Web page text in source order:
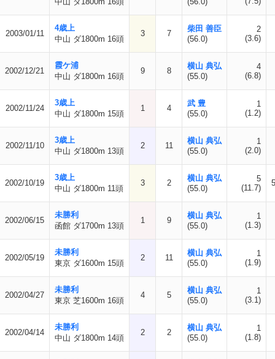
2003/01/11
4歳上
中山 ダ1800m 16頭
3 7
柴田 善臣
(56.0)
2
(3.6)
2002/12/21
霞ケ浦
中山 ダ1800m 16頭
9 8
横山 典弘
(55.0)
4
(6.8)
2002/11/24
3歳上
中山 ダ1800m 15頭
1 4
武 豊
(55.0)
1
(1.2)
2002/11/10
3歳上
中山 ダ1800m 13頭
2 11
横山 典弘
(55.0)
1
(2.0)
2002/10/19
3歳上
中山 ダ1800m 11頭
3 2
横山 典弘
(55.0)
5
(11.7)
2002/06/15
未勝利
函館 ダ1700m 13頭
1 9
横山 典弘
(55.0)
1
(1.3)
2002/05/19
未勝利
東京 ダ1600m 15頭
2 11
横山 典弘
(55.0)
1
(1.9)
2002/04/27
未勝利
東京 芝1600m 16頭
4 5
横山 典弘
(55.0)
1
(3.1)
2002/04/14
未勝利
中山 ダ1800m 14頭
2 2
横山 典弘
(55.0)
1
(1.8)